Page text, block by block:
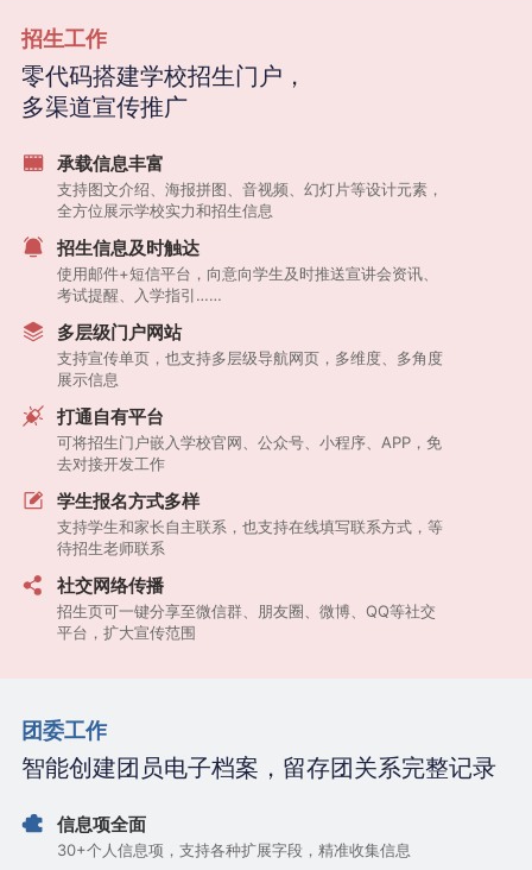
招生工作
零代码搭建学校招生门户，
多渠道宣传推广
承载信息丰富
支持图文介绍、海报拼图、音视频、幻灯片等设计元素，
全方位展示学校实力和招生信息
招生信息及时触达
使用邮件+短信平台，向意向学生及时推送宣讲会资讯、
考试提醒、入学指引……
多层级门户网站
支持宣传单页，也支持多层级导航网页，多维度、多角度
展示信息
打通自有平台
可将招生门户嵌入学校官网、公众号、小程序、APP，免
去对接开发工作
学生报名方式多样
支持学生和家长自主联系，也支持在线填写联系方式，等
待招生老师联系
社交网络传播
招生页可一键分享至微信群、朋友圈、微博、QQ等社交
平台，扩大宣传范围
团委工作
智能创建团员电子档案，留存团关系完整记录
信息项全面
30+个人信息项，支持各种扩展字段，精准收集信息